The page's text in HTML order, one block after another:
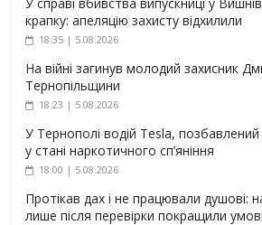
крапку: апеляцію захисту відхилили
18:35 | 5.08.2026
На війні загинув молодий захисник
Тернопільщини
18:23 | 5.08.2026
У Тернополі водій Tesla,
у стані наркотичного сп’яніння
18:00 | 5.08.2026
Протікав дах і не працювали душові:
лише після перевірки покращили